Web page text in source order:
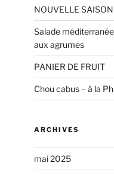
NOUVELLE SAISON
Salade
aux agrumes
PANIER DE FRUIT
Chou cabus – à la
ARCHIVES
mai 2025